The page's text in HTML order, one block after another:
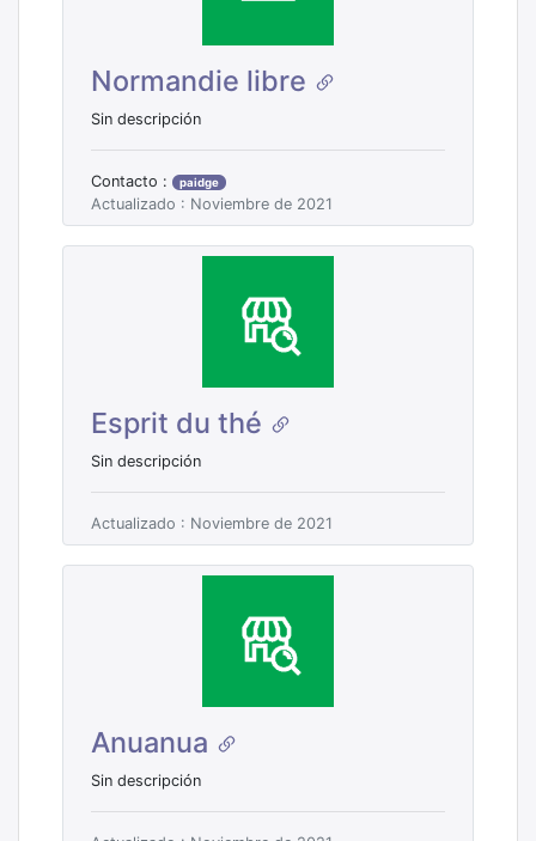
Normandie libre
Sin descripción
Contacto : paidge
Actualizado : Noviembre de 2021
Esprit du thé
Sin descripción
Actualizado : Noviembre de 2021
Anuanua
Sin descripción